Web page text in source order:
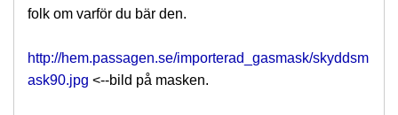
folk om varför du bär den.
http://hem.passagen.se/importerad_gasmask/skyddsm
ask90.jpg <--bild på masken.